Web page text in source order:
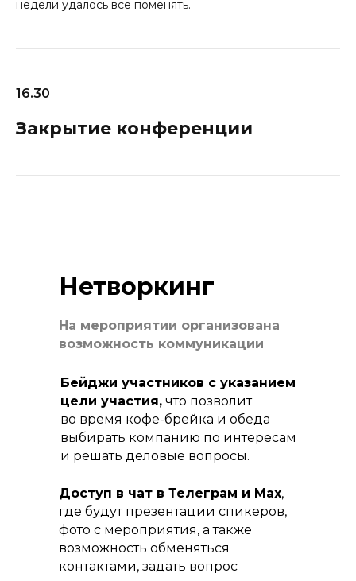
недели удалось все поменять.
16.30
Закрытие конференции
Бейджи участников с указанием
цели участия, что позволит
во время кофе-брейка и обеда
выбирать компанию по интересам
и решать деловые вопросы.
Доступ в чат в Телеграм и Max,
где будут презентации спикеров,
фото с мероприятия, а также
возможность обменяться
контактами, задать вопрос
На мероприятии организована
возможность коммуникации
Нетворкинг